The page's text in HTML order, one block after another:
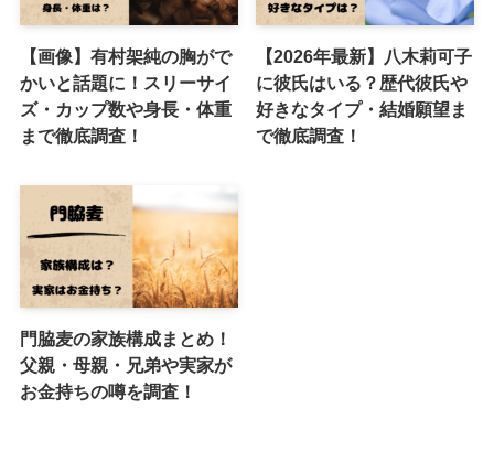
【画像】有村架純の胸がで
かいと話題に！スリーサイ
ズ・カップ数や身長・体重
まで徹底調査！
【2026年最新】八木莉可子
に彼氏はいる？歴代彼氏や
好きなタイプ・結婚願望ま
で徹底調査！
門脇麦の家族構成まとめ！
父親・母親・兄弟や実家が
お金持ちの噂を調査！